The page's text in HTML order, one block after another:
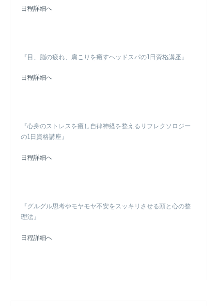
日程詳細へ
『目、脳の疲れ、肩こりを癒すヘッドスパの1日資格講座』
日程詳細へ
『心身のストレスを癒し自律神経を整えるリフレクソロジー
の1日資格講座』
日程詳細へ
『グルグル思考やモヤモヤ不安をスッキリさせる頭と心の整
理法』
日程詳細へ